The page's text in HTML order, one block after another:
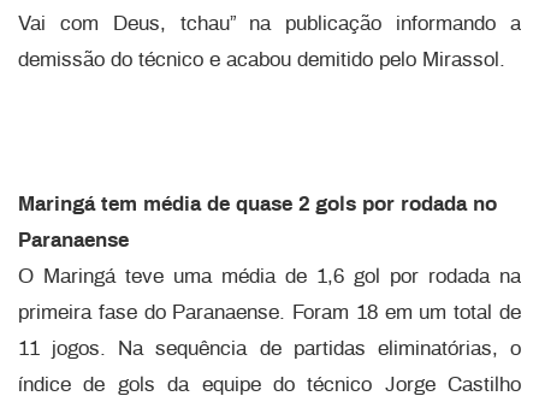
Vai com Deus, tchau” na publicação informando a
demissão do técnico e acabou demitido pelo Mirassol.
Maringá tem média de quase 2 gols por rodada no
Paranaense
O Maringá teve uma média de 1,6 gol por rodada na
primeira fase do Paranaense. Foram 18 em um total de
11 jogos. Na sequência de partidas eliminatórias, o
índice de gols da equipe do técnico Jorge Castilho